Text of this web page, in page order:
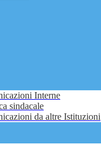
Interne
sindacale
da altre Istituzioni